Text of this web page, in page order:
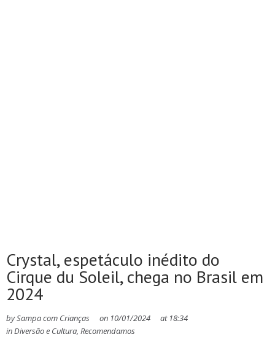
Crystal, espetáculo inédito do
Cirque du Soleil, chega no Brasil em
2024
bySampa com Crianças on 10/01/2024 at 18:34
inDiversão e Cultura, Recomendamos